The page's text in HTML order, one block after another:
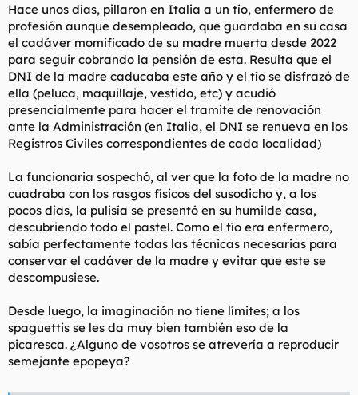
t
e
a
o
Hace unos días, pillaron en Italia a un tío, enfermero de
profesión aunque desempleado, que guardaba en su casa
el cadáver momificado de su madre muerta desde 2022
para seguir cobrando la pensión de esta. Resulta que el
DNI de la madre caducaba este año y el tío se disfrazó de
ella (peluca, maquillaje, vestido, etc) y acudió
presencialmente para hacer el tramite de renovación
ante la Administración (en Italia, el DNI se renueva en los
Registros Civiles correspondientes de cada localidad)
La funcionaria sospechó, al ver que la foto de la madre no
cuadraba con los rasgos físicos del susodicho y, a los
pocos días, la pulisía se presentó en su humilde casa,
descubriendo todo el pastel. Como el tío era enfermero,
sabía perfectamente todas las técnicas necesarias para
conservar el cadáver de la madre y evitar que este se
descompusiese.
Desde luego, la imaginación no tiene límites; a los
spaguettis se les da muy bien también eso de la
picaresca. ¿Alguno de vosotros se atrevería a reproducir
semejante epopeya?